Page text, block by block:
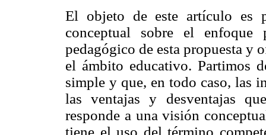
El objeto de este artículo es
conceptual sobre el enfoque
pedagógico de esta propuesta y
el ámbito educativo. Partimos
simple y que, en todo caso, las
las ventajas y desventajas
responde a una visión
tiene el uso del término